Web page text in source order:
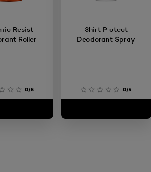
Resist
Roller
0/5
Shirt Protect
Deodorant Spray
0/5